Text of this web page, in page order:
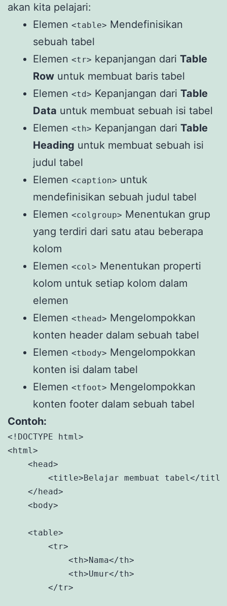
akan kita pelajari:
Elemen <table> Mendefinisikan
sebuah tabel
Elemen <tr> kepanjangan dari Table
Row untuk membuat baris tabel
Elemen <td> Kepanjangan dari Table
Data untuk membuat sebuah isi tabel
Elemen <th> Kepanjangan dari Table
Heading untuk membuat sebuah isi
judul tabel
Elemen <caption> untuk
mendefinisikan sebuah judul tabel
Elemen <colgroup> Menentukan grup
yang terdiri dari satu atau beberapa
kolom
Elemen <col> Menentukan properti
kolom untuk setiap kolom dalam
elemen
Elemen <thead> Mengelompokkan
konten header dalam sebuah tabel
Elemen <tbody> Mengelompokkan
konten isi dalam tabel
Elemen <tfoot> Mengelompokkan
konten footer dalam sebuah tabel
Contoh:
<!DOCTYPE html>
<html>
    <head>
<title>Belajar membuat tabel</
    </head>
    <body>
    <table>
        <tr>
            <th>Nama</th>
            <th>Umur</th>
        </tr>